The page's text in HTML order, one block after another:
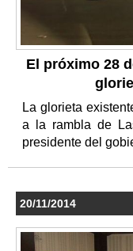
El próximo 28
La glorieta
a la rambla de
presidente del
20/11/2014